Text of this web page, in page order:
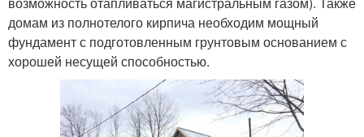
домам из полнотелого кирпича необходим мощный
фундамент с подготовленным грунтовым основанием с
хорошей несущей способностью.